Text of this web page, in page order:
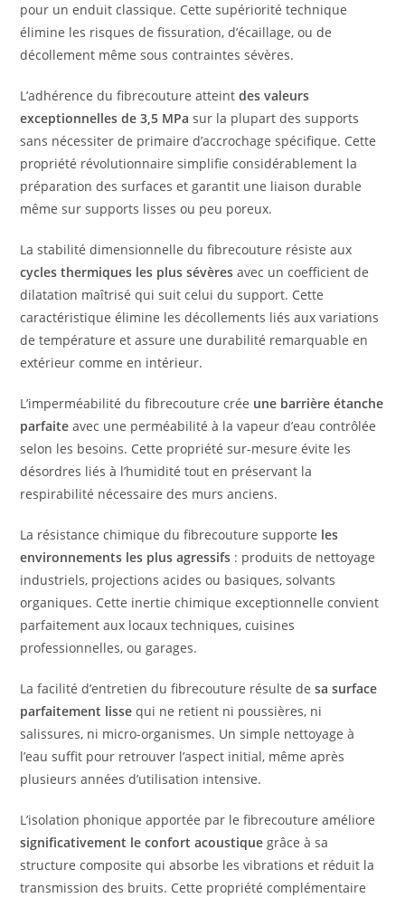
pour un enduit classique. Cette supériorité technique
élimine les risques de fissuration, d’écaillage, ou de
décollement même sous contraintes sévères.
L’adhérence du fibrecouture atteintdes valeurs
exceptionnelles de 3,5 MPa sur la plupart des supports
sans nécessiter de primaire d’accrochage spécifique. Cette
propriété révolutionnaire simplifie considérablement la
préparation des surfaces et garantit une liaison durable
même sur supports lisses ou peu poreux.
La stabilité dimensionnelle du fibrecouture résiste aux
cycles thermiques les plus sévères avec un coefficient de
dilatation maîtrisé qui suit celui du support. Cette
caractéristique élimine les décollements liés aux variations
de température et assure une durabilité remarquable en
extérieur comme en intérieur.
L’imperméabilité du fibrecouture crée une barrière étanche
parfaite avec une perméabilité à la vapeur d’eau contrôlée
selon les besoins. Cette propriété sur-mesure évite les
désordres liés à l’humidité tout en préservant la
respirabilité nécessaire des murs anciens.
La résistance chimique du fibrecouture supporte les
environnements les plus agressifs : produits de nettoyage
industriels, projections acides ou basiques, solvants
organiques. Cette inertie chimique exceptionnelle convient
parfaitement aux locaux techniques, cuisines
professionnelles, ou garages.
La facilité d’entretien du fibrecouture résulte desa surface
parfaitement lisse qui ne retient ni poussières, ni
salissures, ni micro-organismes. Un simple nettoyage à
l’eau suffit pour retrouver l’aspect initial, même après
plusieurs années d’utilisation intensive.
L’isolation phonique apportée par le fibrecouture améliore
significativement le confort acoustique grâce à sa
structure composite qui absorbe les vibrations et réduit la
transmission des bruits. Cette propriété complémentaire